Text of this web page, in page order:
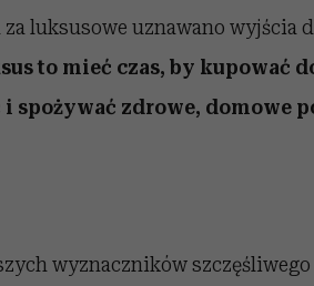
luksusowe uznawano wyjścia
to mieć czas, by kupować
spożywać zdrowe, domowe
wyznaczników